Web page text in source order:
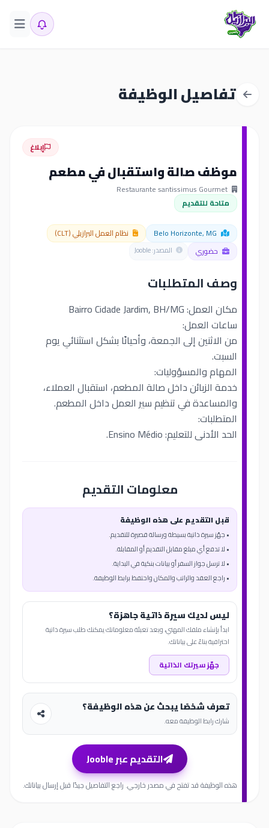
تفاصيل الوظيفة
إبلاغ
موظف صالة واستقبال في مطعم
متاحة للتقديم
نظام العمل البرازيلي (CLT)
حضوري
المصدر: Jooble
وصف المتطلبات
مكان العمل: Bairro Cidade Jardim, BH/MG
ساعات العمل:
من الاثنين إلى الجمعة، وأحيانًا بشكل استثنائي يوم
السبت.
المهام والمسؤوليات:
خدمة الزبائن داخل صالة المطعم، استقبال العملاء،
والمساعدة في تنظيم سير العمل داخل المطعم.
المتطلبات:
الحد الأدنى للتعليم: Ensino Médio.
معلومات التقديم
قبل التقديم على هذه الوظيفة
• جهّز سيرة ذاتية بسيطة ورسالة قصيرة للتقديم.
• لا تدفع أي مبلغ مقابل التقديم أو المقابلة.
• لا ترسل جواز السفر أو بيانات بنكية في البداية.
• راجع العقد والراتب والمكان واحتفظ برابط الوظيفة.
ليس لديك سيرة ذاتية جاهزة؟
ابدأ بإنشاء ملفك المهني، وبعد تعبئة معلوماتك يمكنك طلب سيرة ذاتية
احترافية بناءً على بياناتك.
جهّز سيرتك الذاتية
تعرف شخصًا يبحث عن هذه الوظيفة؟
شارك رابط الوظيفة معه.
التقديم عبر Jooble
هذه الوظيفة قد تفتح في مصدر خارجي. راجع التفاصيل جيدًا قبل إرسال بياناتك.